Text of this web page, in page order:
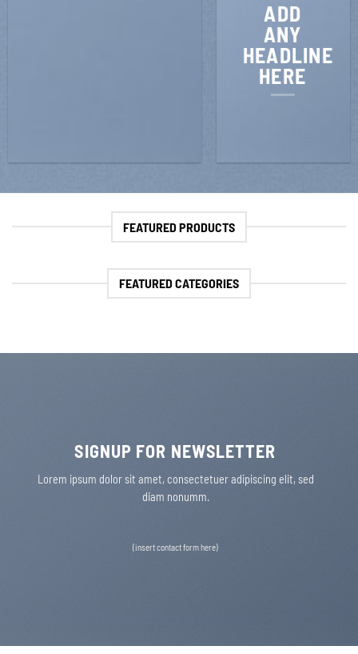
ADD
ANY
HEADLINE
HERE
FEATURED PRODUCTS
FEATURED CATEGORIES
SIGNUP FOR NEWSLETTER
Lorem ipsum dolor sit amet, consectetuer adipiscing elit, sed
diam nonumm.
(insert contact form here)